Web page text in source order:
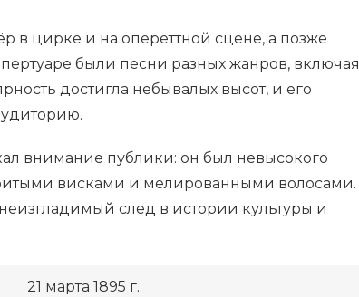
в цирке и на опереттной сцене, а позже
были песни разных жанров, включая
достигла небывалых высот, и его
внимание публики: он был невысокого
висками и мелированными волосами.
след в истории культуры и
21 марта 1895 г.